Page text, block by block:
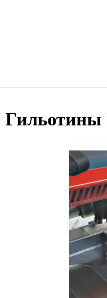
Гильотины